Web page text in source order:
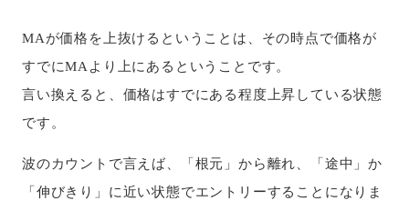
MAが価格を上抜けるということは、その時点で価格が
すでにMAより上にあるということです。
言い換えると、価格はすでにある程度上昇している状態
です。
波のカウントで言えば、「根元」から離れ、「途中」か
「伸びきり」に近い状態でエントリーすることになりま